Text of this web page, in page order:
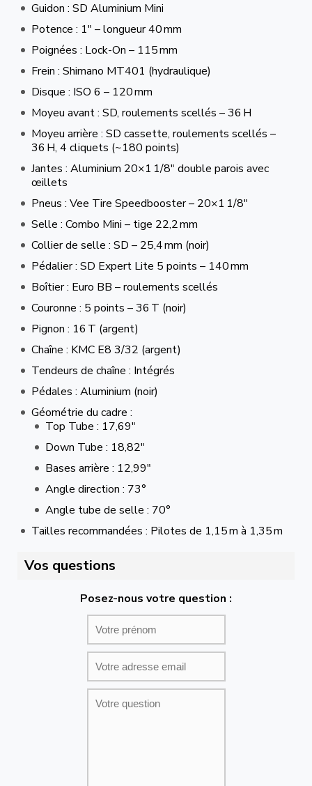
Guidon : SD Aluminium Mini
Potence : 1″ – longueur 40 mm
Poignées : Lock-On – 115 mm
Frein : Shimano MT401 (hydraulique)
Disque : ISO 6 – 120 mm
Moyeu avant : SD, roulements scellés – 36 H
Moyeu arrière : SD cassette, roulements scellés –
36 H, 4 cliquets (~180 points)
Jantes : Aluminium 20×1 1/8″ double parois avec
œillets
Pneus : Vee Tire Speedbooster – 20×1 1/8″
Selle : Combo Mini – tige 22,2 mm
Collier de selle : SD – 25,4 mm (noir)
Pédalier : SD Expert Lite 5 points – 140 mm
Boîtier : Euro BB – roulements scellés
Couronne : 5 points – 36 T (noir)
Pignon : 16 T (argent)
Chaîne : KMC E8 3/32 (argent)
Tendeurs de chaîne : Intégrés
Pédales : Aluminium (noir)
Géométrie du cadre :
Top Tube : 17,69″
Down Tube : 18,82″
Bases arrière : 12,99″
Angle direction : 73°
Angle tube de selle : 70°
Tailles recommandées : Pilotes de 1,15 m à 1,35 m
Vos questions
Posez-nous votre question :